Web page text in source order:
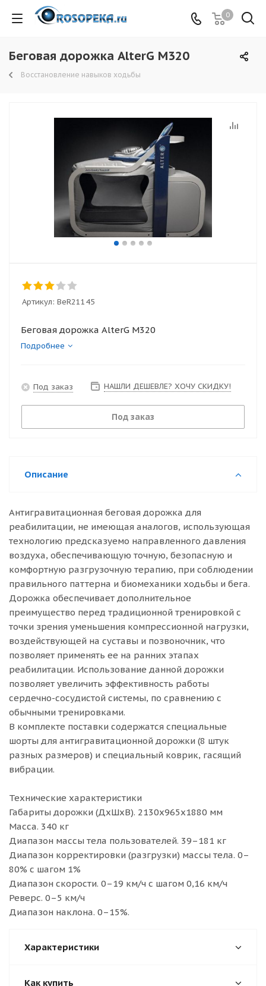
0
Беговая дорожка AlterG M320
Восстановление навыков ходьбы
Артикул: BеR21145
Беговая дорожка AlterG M320
Подробнее
Под заказ НАШЛИ ДЕШЕВЛЕ? ХОЧУ СКИДКУ!
Под заказ
Описание
Антигравитационная беговая дорожка для
реабилитации, не имеющая аналогов, использующая
технологию предсказуемо направленного давления
воздуха, обеспечивающую точную, безопасную и
комфортную разгрузочную терапию, при соблюдении
правильного паттерна и биомеханики ходьбы и бега.
Дорожка обеспечивает дополнительное
преимущество перед традиционной тренировкой с
точки зрения уменьшения компрессионной нагрузки,
воздействующей на суставы и позвоночник, что
позволяет применять ее на ранних этапах
реабилитации. Использование данной дорожки
позволяет увеличить эффективность работы
сердечно-сосудистой системы, по сравнению с
обычными тренировками.
В комплекте поставки содержатся специальные
шорты для антигравитационной дорожки (8 штук
разных размеров) и специальный коврик, гасящий
вибрации.
Технические характеристики
Габариты дорожки (ДхШхВ). 2130х965х1880 мм
Масса. 340 кг
Диапазон массы тела пользователей. 39–181 кг
Диапазон корректировки (разгрузки) массы тела. 0–
80% с шагом 1%
Диапазон скорости. 0–19 км/ч с шагом 0,16 км/ч
Реверс. 0–5 км/ч
Диапазон наклона. 0–15%.
Характеристики
Как купить